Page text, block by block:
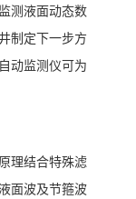
测液面动态数
制定下一步方
动监测仪可为
理结合特殊滤
面波及节箍波